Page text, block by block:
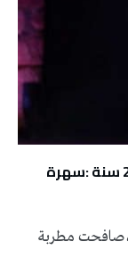
عودة ميادة الحناوي لمسرح قرطاج بعد 21 سنة :سهرة
مطربة